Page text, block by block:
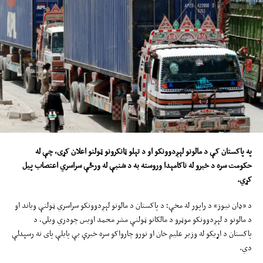
د فیدان د څرګندونو له مخې: تر هغې، چې پر یوه غړي هېواد برید نه‌وي شوی؛ هیڅ
هېواد به د ګواښ په توګه نه‌ګڼل کېږي.
ترکیه، چې له امریکا وروسته د ناټو دوه‌یم لوی پوځ لري؛ ویلي؛ دغه تړون کولی شي د
سیمې نور هېوادونه هم په کې شامل کړي او موخه یې د موجودو ائتلافونو ځای نیول
نه‌دي.
فیدان ویلي:« ناټو له ۳۲ هېوادونو سره یو لوی پوځي ائتلاف دی. مونږ دلته له درې
هېوادونو پیل کړی او باید ډېر محتاط؛ خو عملي ګامونه واخلو.»
نوموړي زیاته کړې، د دغه تړون د وروستي کولو هڅې شاوخوا دوه کاله او اته میاشتې
روانې وې.
د ترکیې بهرنیو چارو وزیر ویلي، د دغه ائتلاف په چوکاټ کې به د ناټو اوسني
عربستان کې وي.
د نوموړي د څرګندونو له مخې، عملیاتي جزئیات به د کمیټې په لومړۍ غونډه کې
مشخص شي.
په پاکستان کې د مالونو لېږدوونکو او د تېلو ټانکرونوټولنواعلان کړی،چې له
حکومت سره د خبرو له ناکامېداوروسته به د شنبې له ورځې سراسري اعتصاب پیل
کړي.
د «ډان نیوز» د راپور له مخې؛ د پاکستان د مالونو لېږدوونکو سراسري ټولنې ویاند او
د مالونو د لېږدوونکو موټرو د مالکانو ټولنې مشر محمد اویس چودري ویلي، د
پاکستان د اړیکو له وزیر علیم خان او نورو چارواکو سره خبرې بې پایلې پای ته رسېدلې
دي.